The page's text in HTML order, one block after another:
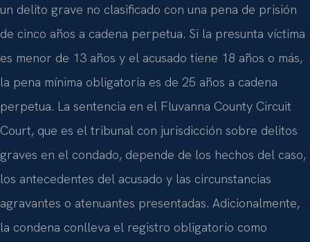
un delito grave no clasificado con una pena de prisión
de cinco años a cadena perpetua. Si la presunta víctima
es menor de 13 años y el acusado tiene 18 años o más,
la pena mínima obligatoria es de 25 años a cadena
perpetua. La sentencia en el Fluvanna County Circuit
Court, que es el tribunal con jurisdicción sobre delitos
graves en el condado, depende de los hechos del caso,
los antecedentes del acusado y las circunstancias
agravantes o atenuantes presentadas. Adicionalmente,
la condena conlleva el registro obligatorio como